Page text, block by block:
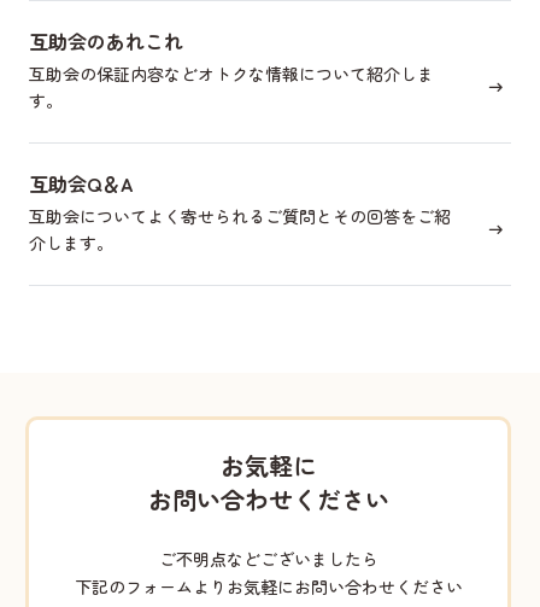
互助会のあれこれ
互助会の保証内容などオトクな情報について紹介しま
す。
互助会Q＆A
互助会についてよく寄せられるご質問とその回答をご紹
介します。
お気軽に
お問い合わせください
ご不明点などございましたら
下記のフォームよりお気軽にお問い合わせください